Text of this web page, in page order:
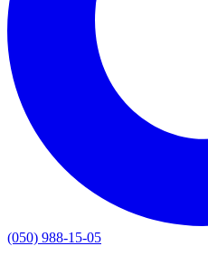
(050) 988-15-05